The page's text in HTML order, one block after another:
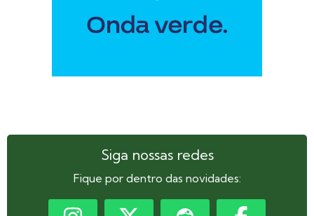
Siga nossas redes
Fique por dentro das novidades: